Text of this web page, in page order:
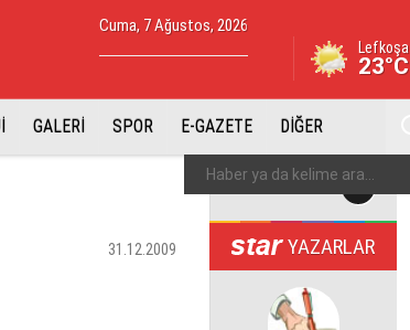
Cuma, 7 Ağustos, 2026
Lefkoşa
23°C
GALERİ SPOR E-GAZETE DİĞER
31.12.2009 YAZARLAR